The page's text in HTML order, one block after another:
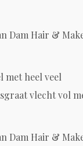
met heel veel
vlecht vol